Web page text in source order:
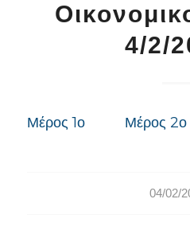
4/2/
Μέρος 1ο Μέρος 2ο
04/02/